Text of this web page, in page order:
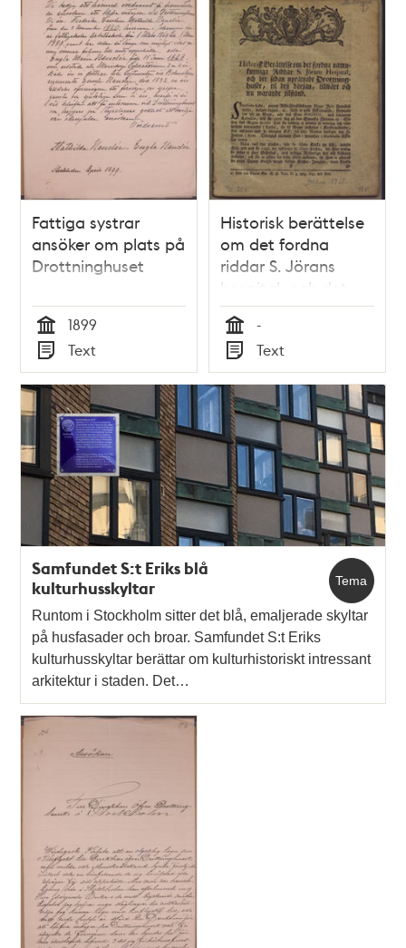
Fattiga systrar
ansöker om plats på
Drottninghuset
Tid
1899
Typ
Text
Historisk berättelse
om det fordna
riddar S. Jörans
hospital, och det
sedan uprättade
Drottninghuset, til
dess början, tilwäxt
och nu warande
tilstånd / Eric S.
Ruda
Tid
-
Typ
Text
Tema
Samfundet S:t Eriks blå
kulturhusskyltar
Runtom i Stockholm sitter det blå, emaljerade skyltar
på husfasader och broar. Samfundet S:t Eriks
kulturhusskyltar berättar om kulturhistoriskt intressant
arkitektur i staden. Det…